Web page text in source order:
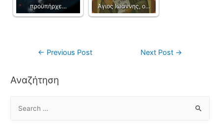
προϋπήρχε…
Άγιος Ιωάννης, ο…
← Previous Post Next Post →
Αναζήτηση